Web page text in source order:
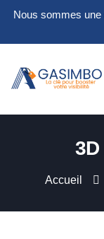
Nous sommes une
Accueil